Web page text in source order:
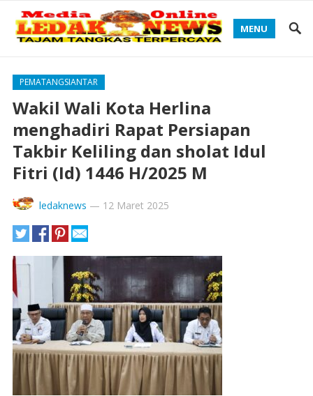
MENU
PEMATANGSIANTAR
Wakil Wali Kota Herlina
menghadiri Rapat Persiapan
Takbir Keliling dan sholat Idul
Fitri (Id) 1446 H/2025 M
ledaknews — 12 Maret 2025